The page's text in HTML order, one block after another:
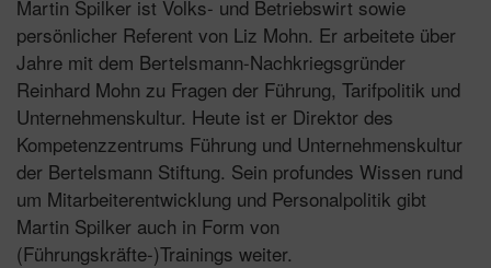
Martin Spilker ist Volks- und Betriebswirt sowie
persönlicher Referent von Liz Mohn. Er arbeitete über
Jahre mit dem Bertelsmann-Nachkriegsgründer
Reinhard Mohn zu Fragen der Führung, Tarifpolitik und
Unternehmenskultur. Heute ist er Direktor des
Kompetenzzentrums Führung und Unternehmenskultur
der Bertelsmann Stiftung. Sein profundes Wissen rund
um Mitarbeiterentwicklung und Personalpolitik gibt
Martin Spilker auch in Form von
(Führungskräfte-)Trainings weiter.